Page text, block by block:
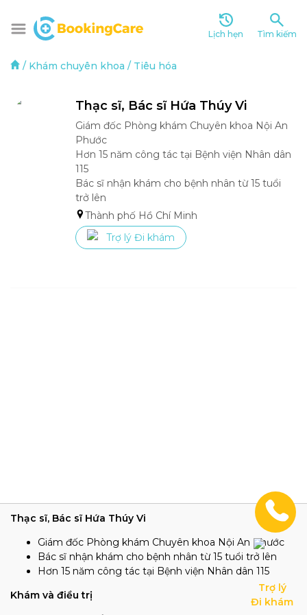
Lịch hẹn Tìm kiếm
/ Khám chuyên khoa / Tiêu hóa
Thạc sĩ, Bác sĩ Hứa Thúy Vi
Giám đốc Phòng khám Chuyên khoa Nội An
Phước
Hơn 15 năm công tác tại Bệnh viện Nhân dân
115
Bác sĩ nhận khám cho bệnh nhân từ 15 tuổi
trở lên
Thành phố Hồ Chí Minh
Trợ lý Đi khám
Thạc sĩ, Bác sĩ Hứa Thúy Vi
Giám đốc Phòng khám Chuyên khoa Nội An Phước
Bác sĩ nhận khám cho bệnh nhân từ 15 tuổi trở lên
Hơn 15 năm công tác tại Bệnh viện Nhân dân 115
Khám và điều trị
Trợ lý
Đi khám